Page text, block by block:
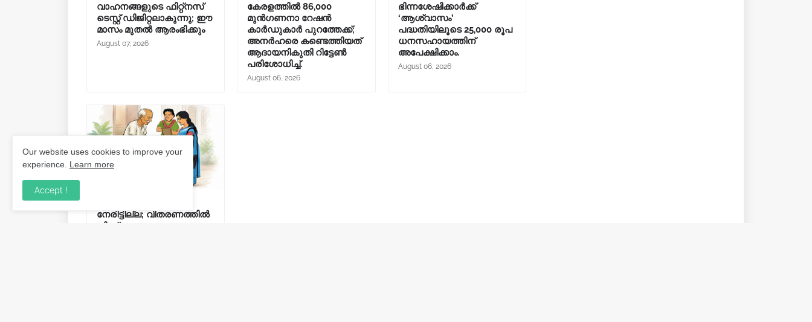
വാഹനങ്ങളുടെ ഫിറ്റ്‌നസ്
ടെസ്റ്റ് ഡിജിറ്റലാകുന്നു; ഈ
മാസം മുതൽ ആരംഭിക്കും
August 07, 2026
കേരളത്തിൽ 86,000
മുൻഗണനാ റേഷൻ
കാർഡുകാർ പുറത്തേക്ക്;
അനർഹരെ കണ്ടെത്തിയത്
ആദായനികുതി റിട്ടേൺ
പരിശോധിച്ച്.
August 06, 2026
ഭിന്നശേഷിക്കാർക്ക്
‘ആശ്വാസം’
പദ്ധതിയിലൂടെ 25,000 രൂപ
ധനസഹായത്തിന്
അപേക്ഷിക്കാം.
August 06, 2026
നേരിട്ടില്ല; വിതരണത്തിൽ
നിന്ന് സഹകരണ
Our website uses cookies to improve your
experience. Learn more
Accept !